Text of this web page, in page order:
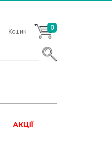
Кошик
0
АКЦІЇ